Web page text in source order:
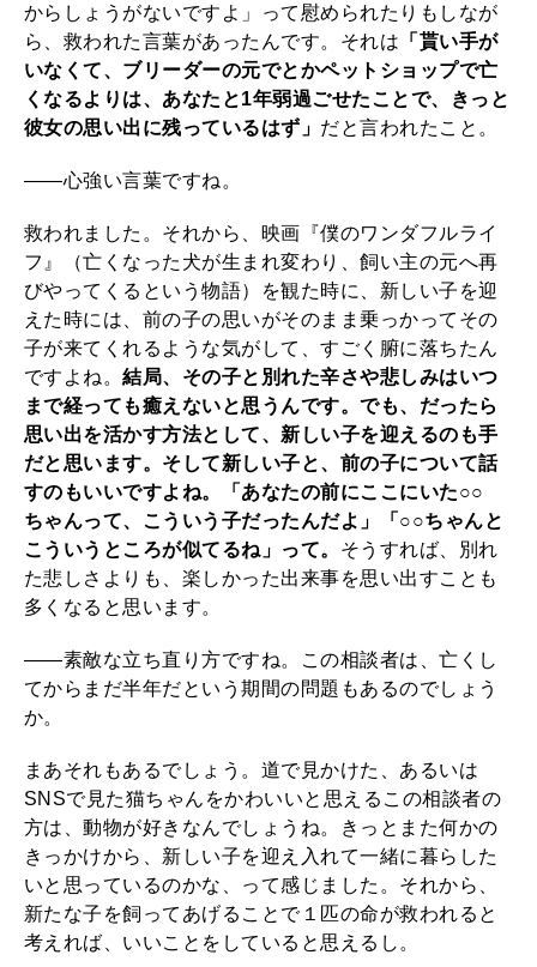
からしょうがないですよ」って慰められたりもしなが
ら、救われた言葉があったんです。それは 「貰い手が
いなくて、ブリーダーの元でとかペットショップで亡
くなるよりは、あなたと1年弱過ごせたことで、きっと
彼女の思い出に残っているはず」 だと言われたこと。
――心強い言葉ですね。
救われました。それから、映画『僕のワンダフルライ
フ』（亡くなった犬が生まれ変わり、飼い主の元へ再
びやってくるという物語）を観た時に、新しい子を迎
えた時には、前の子の思いがそのまま乗っかってその
子が来てくれるような気がして、すごく腑に落ちたん
ですよね。結局、その子と別れた辛さや悲しみはいつ
まで経っても癒えないと思うんです。でも、だったら
思い出を活かす方法として、新しい子を迎えるのも手
だと思います。そして新しい子と、前の子について話
すのもいいですよね。「あなたの前にここにいた○○
ちゃんって、こういう子だったんだよ」「○○ちゃんと
こういうところが似てるね」って。 そうすれば、別れ
た悲しさよりも、楽しかった出来事を思い出すことも
多くなると思います。
――素敵な立ち直り方ですね。この相談者は、亡くし
てからまだ半年だという期間の問題もあるのでしょう
か。
まあそれもあるでしょう。道で見かけた、あるいは
SNSで見た猫ちゃんをかわいいと思えるこの相談者の
方は、動物が好きなんでしょうね。きっとまた何かの
きっかけから、新しい子を迎え入れて一緒に暮らした
いと思っているのかな、って感じました。それから、
新たな子を飼ってあげることで１匹の命が救われると
考えれば、いいことをしていると思えるし。